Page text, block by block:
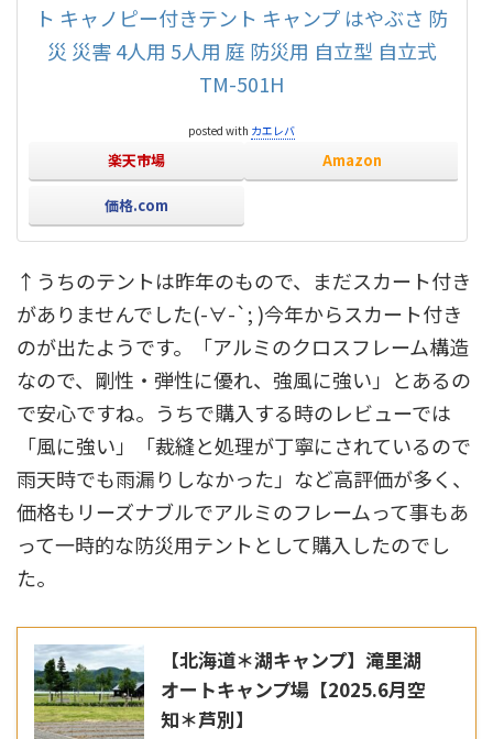
ト キャノピー付きテント キャンプ はやぶさ 防
災 災害 4人用 5人用 庭 防災用 自立型 自立式
TM-501H
posted with カエレバ
楽天市場 Amazon
価格.com
↑うちのテントは昨年のもので、まだスカート付き
がありませんでした(-∀-`; )今年からスカート付き
のが出たようです。「アルミのクロスフレーム構造
なので、剛性・弾性に優れ、強風に強い」とあるの
で安心ですね。うちで購入する時のレビューでは
「風に強い」「裁縫と処理が丁寧にされているので
雨天時でも雨漏りしなかった」など高評価が多く、
価格もリーズナブルでアルミのフレームって事もあ
って一時的な防災用テントとして購入したのでし
た。
【北海道＊湖キャンプ】滝里湖
オートキャンプ場【2025.6月空
知＊芦別】